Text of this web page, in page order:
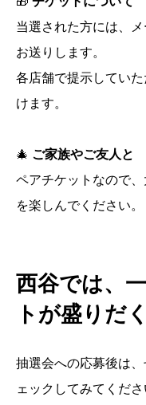
当選された方には、
お送りします。
各店舗で提示してい
けます。
🎄 ご家族やご友人と
ペアチケットなので
を楽しんでください。
西谷では、
トが盛りだ
抽選会への応募後は、
ェックしてみてくださ